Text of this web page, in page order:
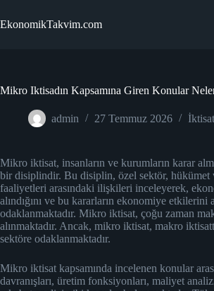
to
content
EkonomikTakvim.com
Mikro Iktisadın Kapsamına Giren Konular
admin 27 Temmuz 2026 İktisat
Mikro iktisat, insanların ve kurumların karar
bir disiplindir. Bu disiplin, özel sektör,
faaliyetleri arasındaki ilişkileri inceleyerek,
alındığını ve bu kararların ekonomiye etkilerini
odaklanmaktadır. Mikro iktisat, çoğu zaman
alınmaktadır. Ancak, mikro iktisat, makro
sektöre odaklanmaktadır.
Mikro iktisat kapsamında incelenen konular
davranışları, üretim fonksiyonları, maliyet